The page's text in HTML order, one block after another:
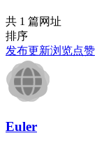
共 1 篇网址
排序
发布更新浏览点赞
Euler